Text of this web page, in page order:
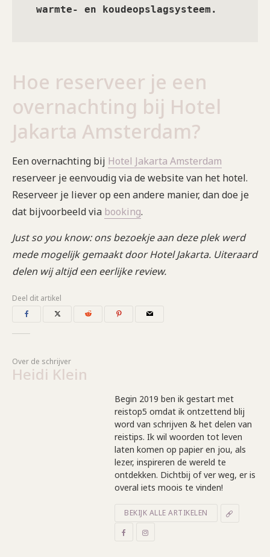
warmte- en koudeopslagsysteem.
Hoe reserveer je een
overnachting bij Hotel
Jakarta Amsterdam?
Een overnachting bij Hotel Jakarta Amsterdam
reserveer je eenvoudig via de website van het hotel.
Reserveer je liever op een andere manier, dan doe je
dat bijvoorbeeld via booking.
Just so you know: ons bezoekje aan deze plek werd
mede mogelijk gemaakt door Hotel Jakarta. Uiteraard
delen wij altijd een eerlijke review.
Deel dit artikel
Over de schrijver
Heidi Klein
Begin 2019 ben ik gestart met
reistop5 omdat ik ontzettend blij
word van schrijven & het delen van
reistips. Ik wil woorden tot leven
laten komen op papier en jou, als
lezer, inspireren de wereld te
ontdekken. Dichtbij of ver weg, er is
overal iets moois te vinden!
BEKIJK ALLE ARTIKELEN